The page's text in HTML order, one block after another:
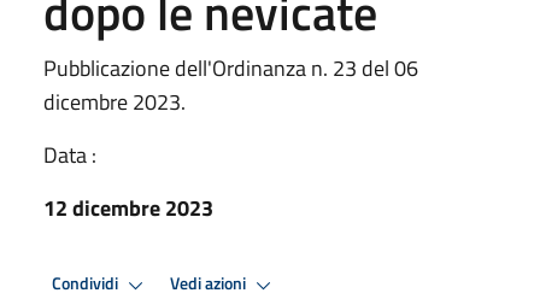
Pubblicazione dell'Ordinanza n. 23 del 06
dicembre 2023.
Data :
12 dicembre 2023
Condividi Vedi azioni